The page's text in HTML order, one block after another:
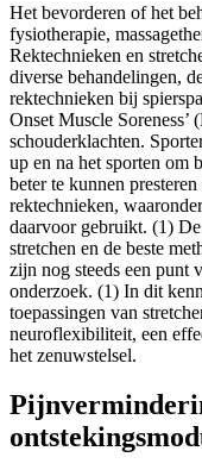
Het bevorderen of het
fysiotherapie,
Rektechnieken en
diverse behandelingen,
rektechnieken bij
Onset Muscle
schouderklachten.
up en na het sporten om
beter te kunnen
rektechnieken,
daarvoor gebruikt. (1)
stretchen en de beste
zijn nog steeds een punt
onderzoek. (1) In dit
toepassingen van
neuroflexibiliteit, een
het zenuwstelsel.